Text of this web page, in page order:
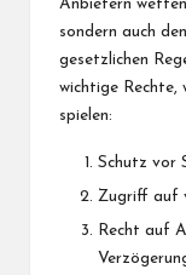
Anbietern
sondern auch
gesetzlichen
wichtige Rechte,
spielen:
Schutz vor
Zugriff auf
Recht auf